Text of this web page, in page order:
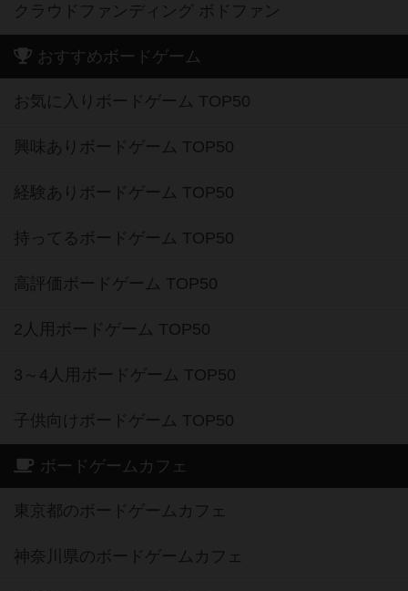
クラウドファンディング ボドファン
おすすめボードゲーム
お気に入りボードゲーム TOP50
興味ありボードゲーム TOP50
経験ありボードゲーム TOP50
持ってるボードゲーム TOP50
高評価ボードゲーム TOP50
2人用ボードゲーム TOP50
3～4人用ボードゲーム TOP50
子供向けボードゲーム TOP50
ボードゲームカフェ
東京都のボードゲームカフェ
神奈川県のボードゲームカフェ